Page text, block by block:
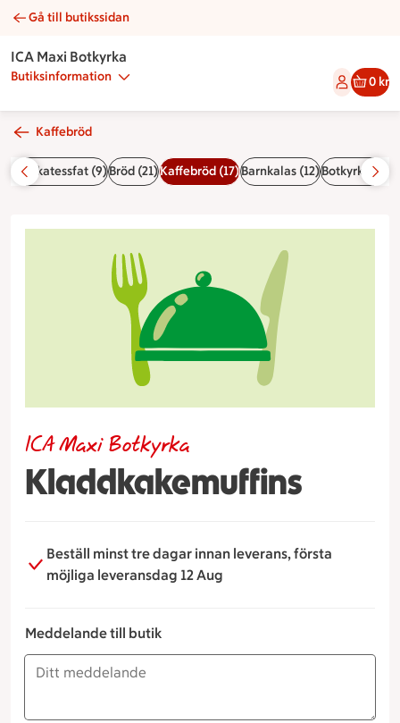
Kladdkakemuffins | Catering ICA Maxi Botkyrka
Gå till butikssidan
ICA Maxi Botkyrka
Butiksinformation 0 kr
Kaffebröd
& delikatessfat (9)Bröd (21)Kaffebröd (17)Barnkalas (12)Botkyrkas
Kladdkakemuffins
ICA Maxi Botkyrka
Beställ minst tre dagar innan leverans, första
möjliga leveransdag 12 Aug
Meddelande till butik